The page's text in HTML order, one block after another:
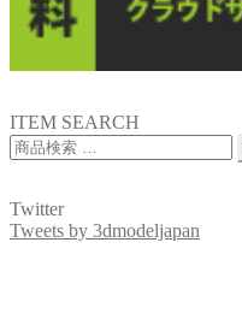
ITEM SEARCH
検
象:
Twitter
Tweets by 3dmodeljapan